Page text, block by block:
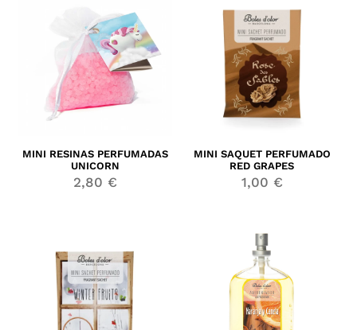
MINI RESINAS PERFUMADAS
UNICORN
2,80 €
MINI SAQUET PERFUMADO
RED GRAPES
1,00 €